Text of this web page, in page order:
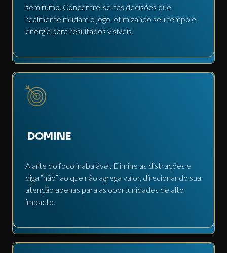
sem rumo. Concentre-se nas decisões que
realmente mudam o jogo, otimizando seu tempo e
energia para resultados visíveis.
DOMINE
A arte do foco inabalável. Elimine as distrações e
diga “não” ao que não agrega valor, direcionando sua
atenção apenas para as oportunidades de alto
impacto.